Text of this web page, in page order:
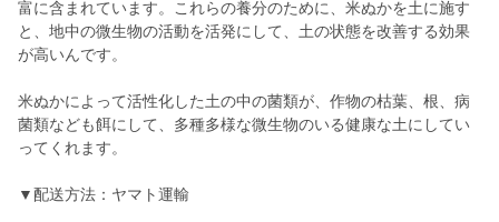
富に含まれています。これらの養分のために、米ぬかを土に施す
と、地中の微生物の活動を活発にして、土の状態を改善する効果
が高いんです。
米ぬかによって活性化した土の中の菌類が、作物の枯葉、根、病
菌類なども餌にして、多種多様な微生物のいる健康な土にしてい
ってくれます。
▼配送方法：ヤマト運輸